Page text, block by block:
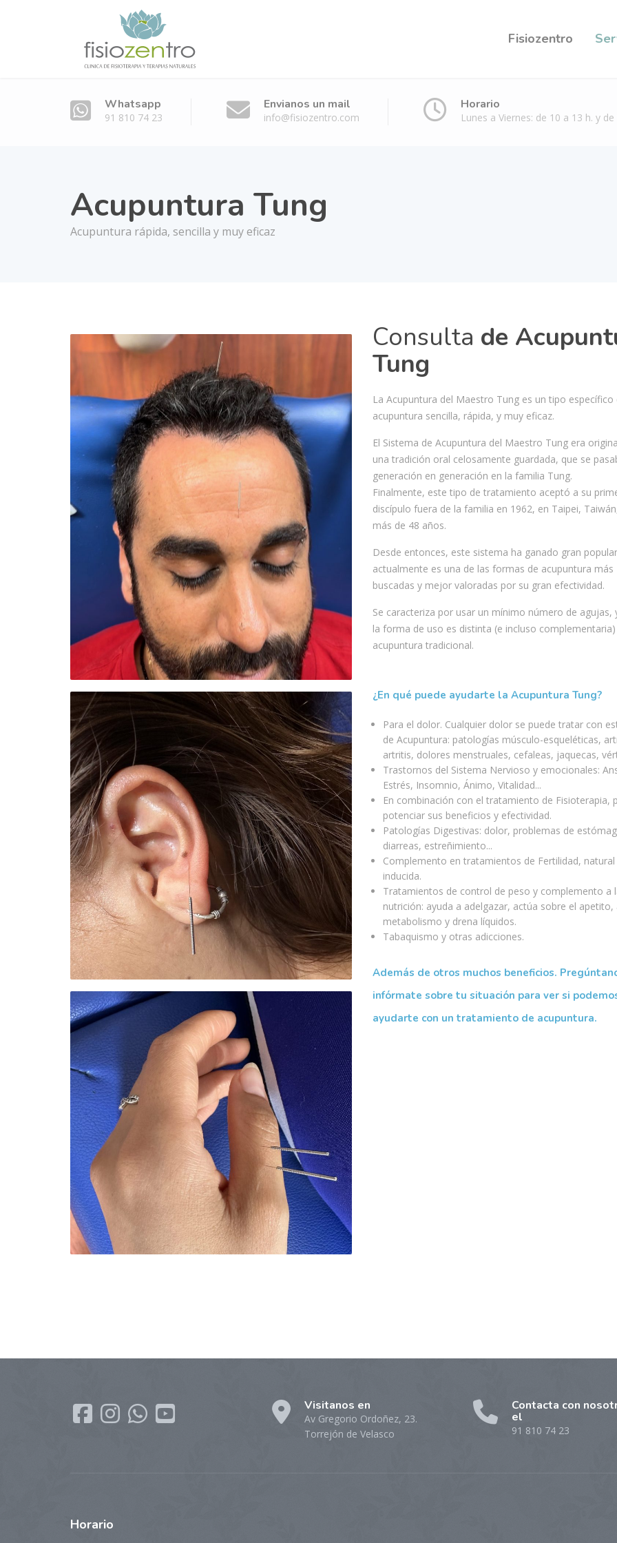
Fisiozentro
Whatsapp
91 810 74 23
Envianos un mail
info@fisiozentro.com
Horario
Lunes a Viernes: de 10 a 13 h. y
Acupuntura Tung
Acupuntura rápida, sencilla y muy eficaz
Consulta de
Tung
La Acupuntura del Maestro Tung es un tipo específico
acupuntura sencilla, rápida, y muy eficaz.
El Sistema de Acupuntura del Maestro Tung era
una tradición oral celosamente guardada, que se
generación en generación en la familia Tung.
Finalmente, este tipo de tratamiento aceptó a su
discípulo fuera de la familia en 1962, en Taipei,
más de 48 años.
Desde entonces, este sistema ha ganado gran
actualmente es una de las formas de acupuntura más
buscadas y mejor valoradas por su gran efectividad.
Se caracteriza por usar un mínimo número de agujas,
la forma de uso es distinta (e incluso complementaria)
acupuntura tradicional.
¿En qué puede ayudarte la Acupuntura Tung?
Para el dolor. Cualquier dolor se puede tratar con
de Acupuntura: patologías músculo-esqueléticas,
artritis, dolores menstruales, cefaleas, jaquecas,
Trastornos del Sistema Nervioso y emocionales:
Estrés, Insomnio, Ánimo, Vitalidad...
En combinación con el tratamiento de Fisioterapia,
potenciar sus beneficios y efectividad.
Patologías Digestivas: dolor, problemas de
diarreas, estreñimiento...
Complemento en tratamientos de Fertilidad, natural
inducida.
Tratamientos de control de peso y complemento a
nutrición: ayuda a adelgazar, actúa sobre el apetito,
metabolismo y drena líquidos.
Tabaquismo y otras adicciones.
Además de otros muchos beneficios.
infórmate sobre tu situación para ver si
ayudarte con un tratamiento de acupuntura.
Visitanos en
Av Gregorio Ordoñez, 23.
Torrejón de Velasco
Contacta con
el
91 810 74 23
Horario